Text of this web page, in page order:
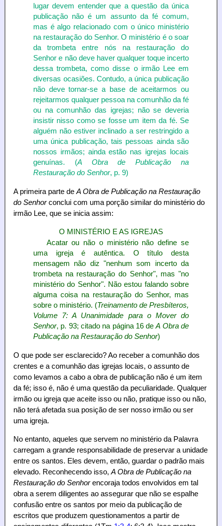
lugar devem entender que a questão da única
publicação não é um assunto da fé comum,
mas é algo relacionado com o único ministério
na restauração do Senhor. O ministério é o soar
da trombeta entre nós na restauração do
Senhor e não deve haver qualquer toque incerto
dessa trombeta, como disse o irmão Lee em
diversas ocasiões. Contudo, a única publicação
não deve tornar-se a base de aceitarmos ou
rejeitarmos qualquer pessoa na comunhão da fé
ou na comunhão das igrejas; não se deveria
insistir nisso como se fosse um item da fé. Se
alguém não estiver inclinado a ser restringido a
uma única publicação, tais pessoas ainda são
nossos irmãos; ainda estão nas igrejas locais
genuínas. (A Obra de Publicação na
Restauração do Senhor, p. 9)
A primeira parte de A Obra de Publicação na Restauração
do Senhorconclui com uma porção similar do ministério do
irmão Lee, que se inicia assim:
O MINISTÉRIO E AS IGREJAS
Acatar ou não o ministério não define se
uma igreja é autêntica. O título desta
mensagem não diz "nenhum som incerto da
trombeta na restauração do Senhor", mas "no
ministério do Senhor". Não estou falando sobre
alguma coisa na restauração do Senhor, mas
sobre o ministério. (Treinamento de Presbíteros,
Volume 7: A Unanimidade para o Mover do
Senhor, p. 93; citado na página 16 deA Obra de
Publicação na Restauração do Senhor)
O que pode ser esclarecido? Ao receber a comunhão dos
crentes e a comunhão das igrejas locais, o assunto de
como levamos a cabo a obra de publicação não é um item
da fé; isso é, não é uma questão da peculiaridade. Qualquer
irmão ou igreja que aceite isso ou não, pratique isso ou não,
não terá afetada sua posição de ser nosso irmão ou ser
uma igreja.
No entanto, aqueles que servem no ministério da Palavra
carregam a grande responsabilidade de preservar a unidade
entre os santos. Eles devem, então, guardar o padrão mais
elevado. Reconhecendo isso, A Obra de Publicação na
Restauração do Senhorencoraja todos envolvidos em tal
obra a serem diligentes ao assegurar que não se espalhe
confusão entre os santos por meio da publicação de
escritos que produzem questionamentos a partir de